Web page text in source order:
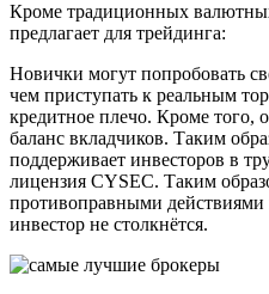
Кроме традиционных
предлагает для трейдинга:
Новички могут попробовать
чем приступать к реальным
кредитное плечо. Кроме того,
баланс вкладчиков. Таким
поддерживает инвесторов в
лицензия CYSEC. Таким
противоправными действиями
инвестор не столкнётся.